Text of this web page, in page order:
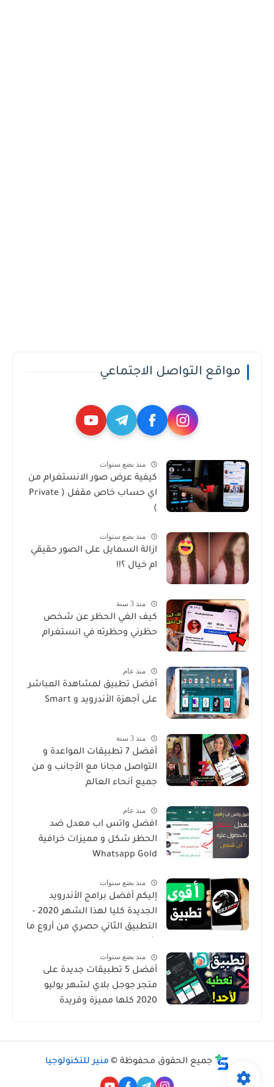
مواقع التواصل الاجتماعي
منذ بضع سنوات
كيفية عرض صور الانستغرام من
اي حساب خاص مقفل ( Private
)
منذ بضع سنوات
ازالة السمايل على الصور حقيقي
ام خيال ؟!!
منذ 3 سنة
كيف الغي الحظر عن شخص
حظرني وحظرته في انستغرام
منذ عام
أفضل تطبيق لمشاهدة المباشر
على أجهزة الأندرويد و Smart
منذ 3 سنة
أفضل 7 تطبيقات المواعدة و
التواصل مجانا مع الأجانب و من
جميع أنحاء العالم
منذ عام
افضل واتس اب معدل ضد
الحظر شكل و مميزات خرافية
Whatsapp Gold
منذ بضع سنوات
إليكم أفضل برامج الأندرويد
الجديدة كليا لهذا الشهر 2020 -
التطبيق الثاني حصري من أروع ما
منذ بضع سنوات
أفضل 5 تطبيقات جديدة على
متجر جوجل بلاي لشهر يوليو
2020 كلها مميزة وفريدة
جميع الحقوق محفوظة © منير للتكنولوجيا